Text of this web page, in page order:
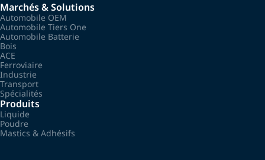
Marchés & Solutions
Automobile OEM
Automobile Tiers One
Automobile Batterie
Bois
ACE
Ferroviaire
Industrie
Transport
Spécialités
Produits
Liquide
Poudre
Mastics & Adhésifs